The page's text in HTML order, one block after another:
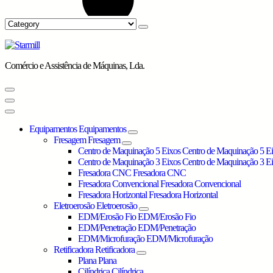
Comércio e Assistência de Máquinas, Lda.
EquipamentosEquipamentos
FresagemFresagem
Centro de Maquinação 5 EixosCentro de Maquinação 5
Centro de Maquinação 3 EixosCentro de Maquinação 3
Fresadora CNCFresadora CNC
Fresadora ConvencionalFresadora Convencional
Fresadora HorizontalFresadora Horizontal
EletroerosãoEletroerosão
EDM/Erosão FioEDM/Erosão Fio
EDM/PenetraçãoEDM/Penetração
EDM/MicrofuraçãoEDM/Microfuração
RetificadoraRetificadora
PlanaPlana